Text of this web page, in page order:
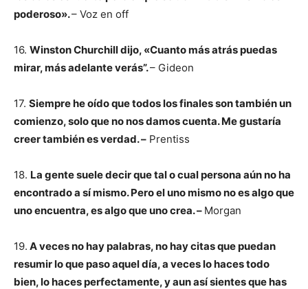
poderoso».– Voz en off
16. Winston Churchill dijo, «Cuanto más atrás puedas
mirar, más adelante verás”.– Gideon
17. Siempre he oído que todos los finales son también un
comienzo, solo que no nos damos cuenta. Me gustaría
creer también es verdad. – Prentiss
18. La gente suele decir que tal o cual persona aún no ha
encontrado a sí mismo. Pero el uno mismo no es algo que
uno encuentra, es algo que uno crea. – Morgan
19. A veces no hay palabras, no hay citas que puedan
resumir lo que paso aquel día, a veces lo haces todo
bien, lo haces perfectamente, y aun así sientes que has